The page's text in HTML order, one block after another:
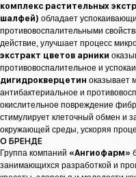
комплекс растительных
шалфей) обладает
противовоспалительными
действие, улучшает процесс
экстракт цветов арники
противовоспалительное и
дигидрокверцетин оказывает
антибактериальное и
окислительное повреждение
стимулирует клеточный обмен и
окружающей среды, ускоряя
О БРЕНДЕ
Группа компаний «Ангиофарм»
занимающихся разработкой и